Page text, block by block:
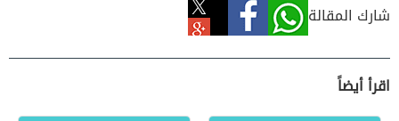
شارك المقالة
اقرأ أيضاً